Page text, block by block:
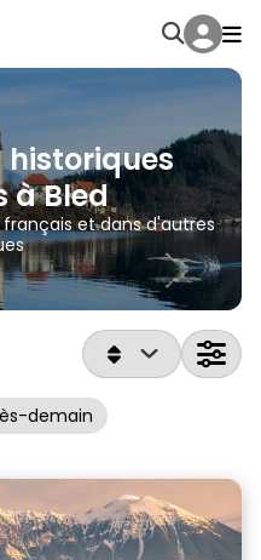
historiques
à Bled
français et dans d'autres
demain